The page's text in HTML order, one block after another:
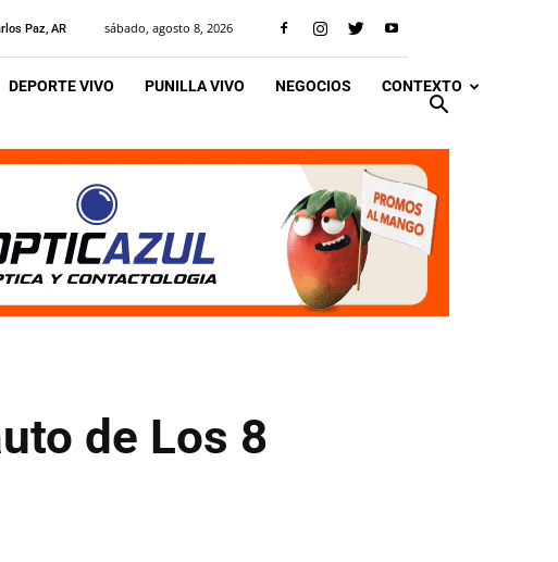
Paz, AR sábado, agosto 8, 2026
DEPORTE VIVO PUNILLA VIVO NEGOCIOS CONTEXTO
de Los 8